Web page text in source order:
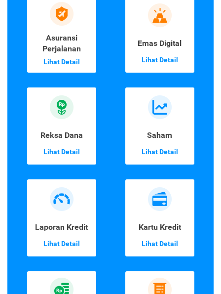
Asuransi
Perjalanan
Lihat Detail
Emas Digital
Lihat Detail
Reksa Dana
Lihat Detail
Saham
Lihat Detail
Laporan Kredit
Lihat Detail
Kartu Kredit
Lihat Detail